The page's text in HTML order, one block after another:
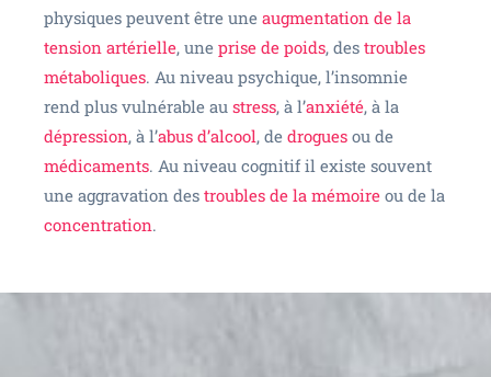
physiques peuvent être une augmentation de la
tension artérielle, une prise de poids, des troubles
métaboliques. Au niveau psychique, l’insomnie
rend plus vulnérable au stress, à l’anxiété, à la
dépression, à l’abus d’alcool, de drogues ou de
médicaments. Au niveau cognitif il existe souvent
une aggravation des troubles de la mémoire ou de la
concentration.